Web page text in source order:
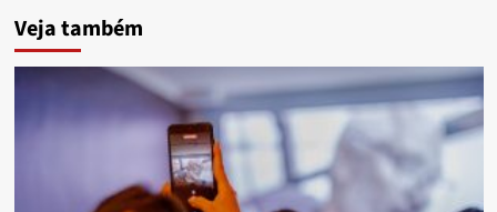
Veja também